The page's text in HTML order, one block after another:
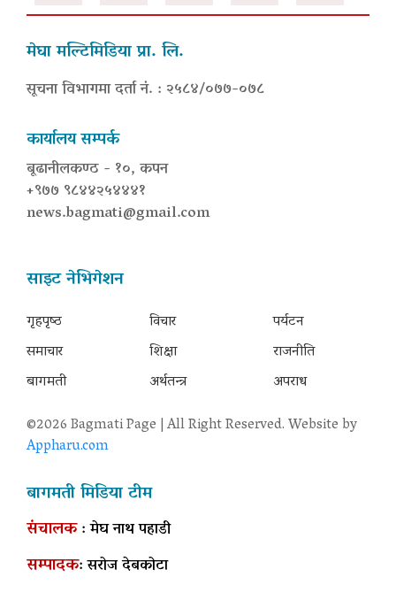
मेघा मल्टिमिडिया प्रा. लि.
सूचना विभागमा दर्ता नं. : २५८४/०७७-०७८
कार्यालय सम्पर्क
बूढानीलकण्ठ - १०, कपन
+९७७ ९८४४२५४४४१
news.bagmati@gmail.com
साइट नेभिगेशन
गृहपृष्‍ठ
समाचार
बागमती
विचार
शिक्षा
अर्थतन्त्र
पर्यटन
राजनीति
अपराध
©2026 Bagmati Page | All Right Reserved. Website by
Appharu.com
बागमती मिडिया टीम
संचालक: मेघ नाथ पहाडी
सम्पादक: सरोज देबकोटा